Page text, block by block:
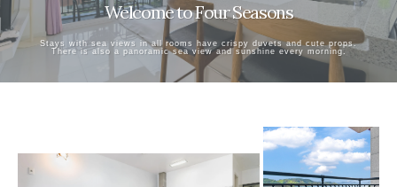
Welcome to Four Seasons
Stays with sea views in all rooms have crispy duvets and cute props.
There is also a panoramic sea view and sunshine every morning.